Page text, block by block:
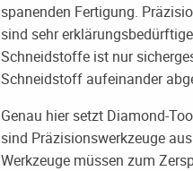
spanenden Fertigung.
sind sehr
Schneidstoffe ist nur
Schneidstoff aufeinander
Genau hier setzt Diamond-
sind Präzisionswerkzeuge
Werkzeuge müssen zum